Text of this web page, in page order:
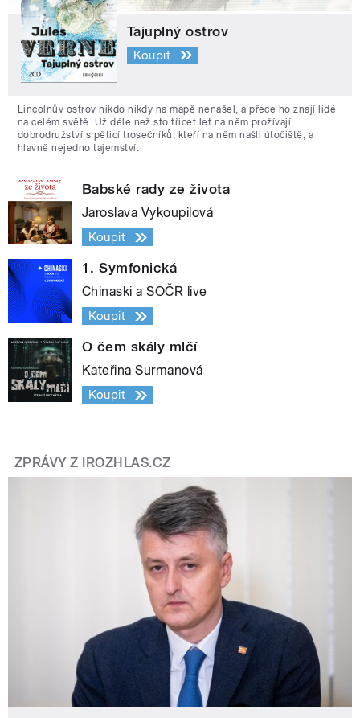
Tajuplný ostrov
Koupit
Lincolnův ostrov nikdo nikdy na mapě nenašel, a přece ho znají lidé
na celém světě. Už déle než sto třicet let na něm prožívají
dobrodružství s pěticí trosečníků, kteří na něm našli útočiště, a
hlavně nejedno tajemství.
Babské rady ze života
Jaroslava Vykoupilová
Koupit
1. Symfonická
Chinaski a SOČR live
Koupit
O čem skály mlčí
Kateřina Surmanová
Koupit
ZPRÁVY Z IROZHLAS.CZ